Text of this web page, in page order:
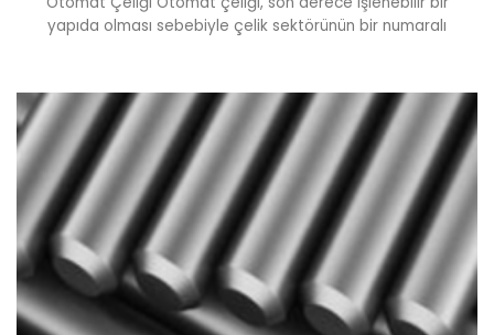
yapıda olması sebebiyle çelik sektörünün bir numaralı